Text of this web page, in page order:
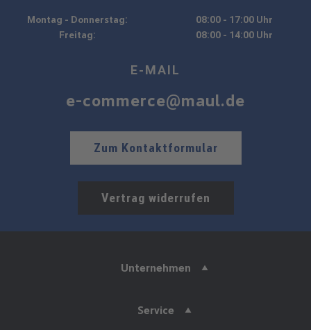
Montag - Donnerstag:
08:00 - 17:00 Uhr
Freitag:
08:00 - 14:00 Uhr
E-MAIL
e-commerce@maul.de
Zum Kontaktformular
Vertrag widerrufen
Unternehmen
Service